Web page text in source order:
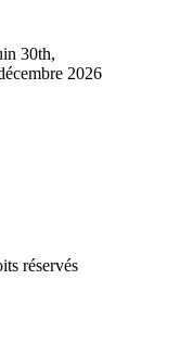
30th,
2026
réservés